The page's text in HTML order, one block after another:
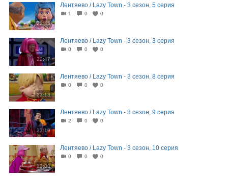
22:45
Лентяево / Lazy Town - 3 сезон, 5 серия
1 0 0
22:47
Лентяево / Lazy Town - 3 сезон, 3 серия
0 0 0
23:13
Лентяево / Lazy Town - 3 сезон, 8 серия
0 0 0
23:19
Лентяево / Lazy Town - 3 сезон, 9 серия
2 0 0
23:08
Лентяево / Lazy Town - 3 сезон, 10 серия
0 0 0